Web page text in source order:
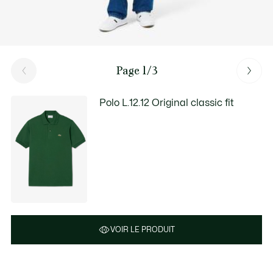
Page 1/3
Polo L.12.12 Original classic fit
VOIR LE PRODUIT